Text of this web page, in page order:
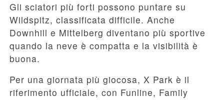
Gli sciatori più forti possono puntare su
Wildspitz, classificata difficile. Anche
Downhill e Mittelberg diventano più sportive
quando la neve è compatta e la visibilità è
buona.
Per una giornata più giocosa, X Park è il
riferimento ufficiale, con Funline, Family